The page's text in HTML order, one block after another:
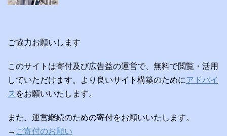
ご協力お願いします
このサイトは寄付及び広告益の運営で、無料で閲覧・活用
していただけます。より良いサイト構築のためにアドバイ
ス をお願いいたします。
また、運営継続のための寄付をお願いいたします。
→ ご寄付のお願い